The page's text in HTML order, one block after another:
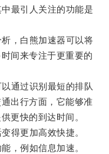
最引人关注的功能是
，白熊加速器可以将
间来专注于更重要的
通过识别最短的排队
出行方面，它能够准
更快的到达时间。
更加高效快捷。
例如信息加速。